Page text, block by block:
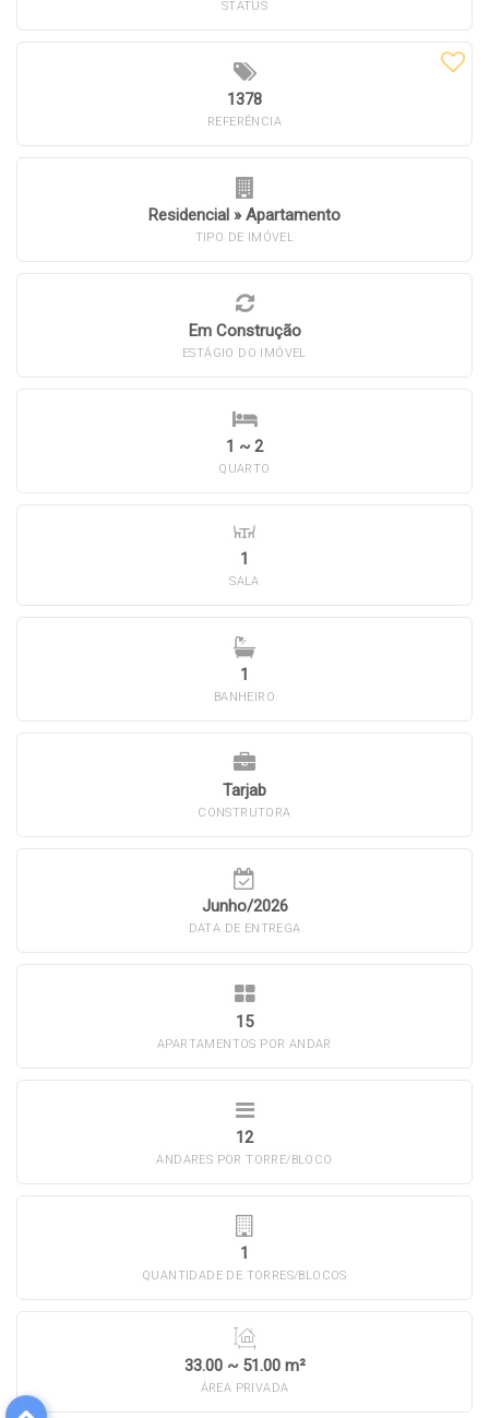
STATUS
1378
REFERÊNCIA
Residencial » Apartamento
TIPO DE IMÓVEL
Em Construção
ESTÁGIO DO IMÓVEL
1 ~ 2
QUARTO
1
SALA
1
BANHEIRO
Tarjab
CONSTRUTORA
Junho/2026
DATA DE ENTREGA
15
APARTAMENTOS POR ANDAR
12
ANDARES POR TORRE/BLOCO
1
QUANTIDADE DE TORRES/BLOCOS
33.00 ~ 51.00 m²
ÁREA PRIVADA